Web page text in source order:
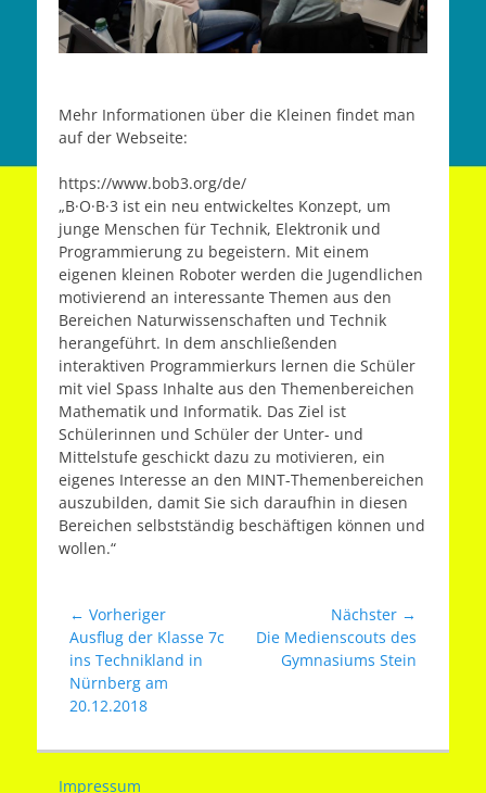
Mehr Informationen über die Kleinen findet man
auf der Webseite:
https://www.bob3.org/de/
„B·O·B·3 ist ein neu entwickeltes Konzept, um
junge Menschen für Technik, Elektronik und
Programmierung zu begeistern. Mit einem
eigenen kleinen Roboter werden die Jugendlichen
motivierend an interessante Themen aus den
Bereichen Naturwissenschaften und Technik
herangeführt. In dem anschließenden
interaktiven Programmierkurs lernen die Schüler
mit viel Spass Inhalte aus den Themenbereichen
Mathematik und Informatik. Das Ziel ist
Schülerinnen und Schüler der Unter- und
Mittelstufe geschickt dazu zu motivieren, ein
eigenes Interesse an den MINT-Themenbereichen
auszubilden, damit Sie sich daraufhin in diesen
Bereichen selbstständig beschäftigen können und
wollen.“
Beitragsnavigation
← Vorheriger
Vorheriger
Beitrag:
Ausflug der Klasse 7c
ins Technikland in
Nürnberg am
20.12.2018
Nächster →
Nächster
Beitrag:
Die Medienscouts des
Gymnasiums Stein
Impressum